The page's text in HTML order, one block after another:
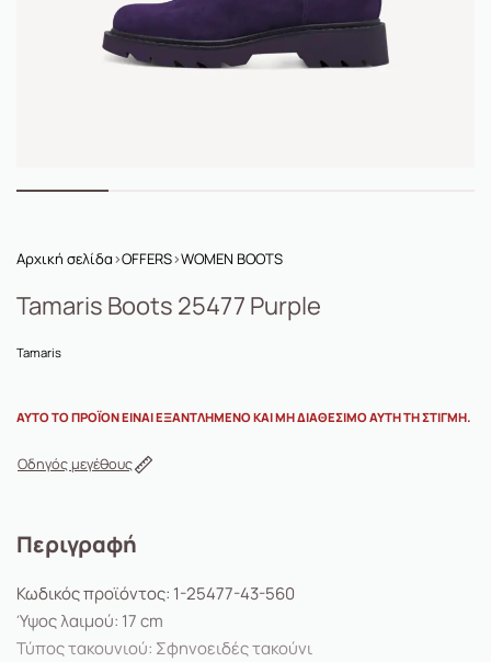
Αρχική σελίδα›OFFERS›WOMEN BOOTS
Tamaris Boots 25477 Purple
Tamaris
ΑΥΤΌ ΤΟ ΠΡΟΪΌΝ ΕΊΝΑΙ ΕΞΑΝΤΛΗΜΈΝΟ ΚΑΙ ΜΗ ΔΙΑΘΈΣΙΜΟ ΑΥΤΉ ΤΗ ΣΤΙΓΜΉ.
Οδηγός μεγέθους
Περιγραφή
Κωδικός προϊόντος: 1-25477-43-560
Ύψος λαιμού: 17cm
Τύπος τακουνιού: Σφηνοειδές τακούνι